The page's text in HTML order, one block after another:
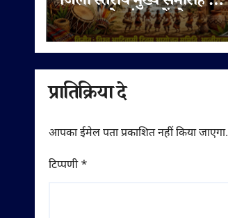
अगस्त को चांदपुर में होगा
आयोजित
प्रातिक्रिया दे
आपका ईमेल पता प्रकाशित नहीं किया जाएगा.
टिप्पणी*